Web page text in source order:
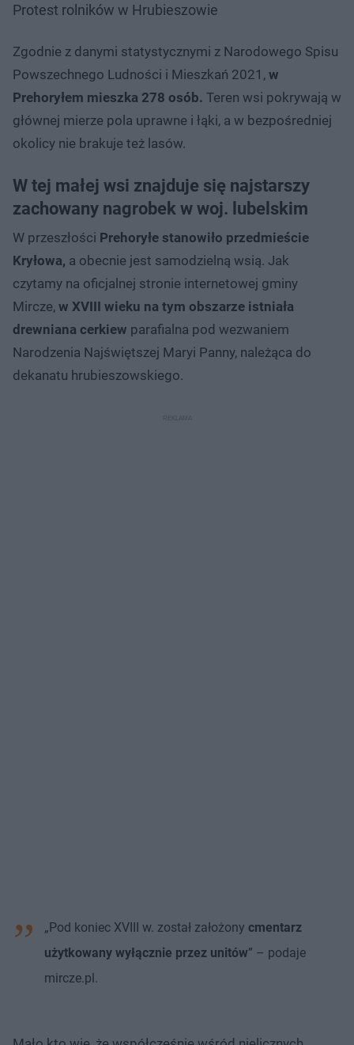
Protest rolników w Hrubieszowie
Zgodnie z danymi statystycznymi z Narodowego Spisu
Powszechnego Ludności i Mieszkań 2021, w
Prehoryłem mieszka 278 osób. Teren wsi pokrywają w
głównej mierze pola uprawne i łąki, a w bezpośredniej
okolicy nie brakuje też lasów.
W tej małej wsi znajduje się najstarszy
zachowany nagrobek w woj. lubelskim
W przeszłości Prehoryłe stanowiło przedmieście
Kryłowa, a obecnie jest samodzielną wsią. Jak
czytamy na oficjalnej stronie internetowej gminy
Mircze, w XVIII wieku na tym obszarze istniała
drewniana cerkiew parafialna pod wezwaniem
Narodzenia Najświętszej Maryi Panny, należąca do
dekanatu hrubieszowskiego.
„Pod koniec XVIII w. został założony cmentarz
użytkowany wyłącznie przez unitów” – podaje
mircze.pl.